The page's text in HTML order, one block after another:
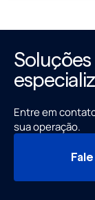
Entre em
sua operação.